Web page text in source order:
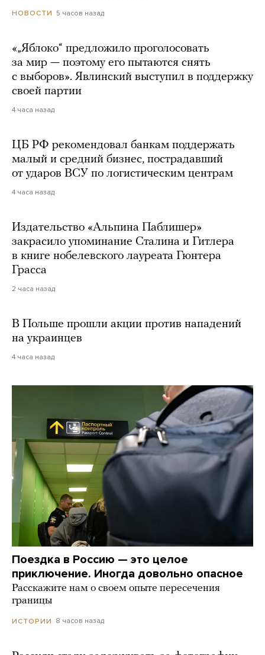
НОВОСТИ 5 часов назад
«„Яблоко“ предложило проголосовать
за мир — поэтому его пытаются снять
с выборов». Явлинский выступил в поддержку
своей партии
4 часа назад
ЦБ РФ рекомендовал банкам поддержать
малый и средний бизнес, пострадавший
от ударов ВСУ по логистическим центрам
4 часа назад
Издательство «Альпина Паблишер»
закрасило упоминание Сталина и Гитлера
в книге нобелевского лауреата Гюнтера
Грасса
2 часа назад
В Польше прошли акции против нападений
на украинцев
4 часа назад
Поездка в Россию — это целое
приключение. Иногда довольно опасное
Расскажите нам о своем опыте пересечения
границы
ИСТОРИИ 8 часов назад